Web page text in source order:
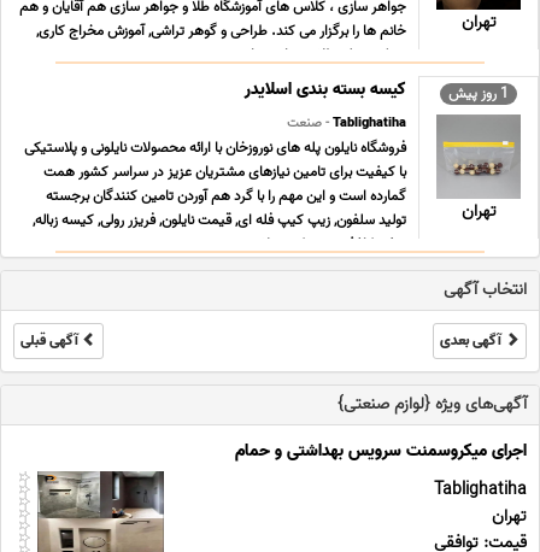
تهران
جواهر سازى ، کلاس هاى آموزشگاه طلا و جواهر سازى هم آقایان و هم
خانم ها را برگزار می کند. طراحى و گوهر تراشی, آموزش مخراج کاری,
مدرک دیپلم طلا و جواهر سازی ... ...
1 روز پیش
تهران
کیسه بسته بندی اسلایدر
Tablighatiha- صنعت
فروشگاه نایلون پله های نوروزخان با ارائه محصولات نایلونی و پلاستیکی
با کیفیت برای تامین نیازهای مشتریان عزیز در سراسر کشور همت
گمارده است و این مهم را با گرد هم آوردن تامین کنندگان برجسته
تولید سلفون, زیپ کیپ فله ای, قیمت نایلون, فریزر رولی, کیسه زباله,
سفره کاغذی, زیپ کیپ پلاستی ... ...
انتخاب آگهی
آگهی بعدی آگهی قبلی
آگهی‌های ویژه {لوازم صنعتی}
اجرای میکروسمنت سرویس بهداشتی و حمام
Tablighatiha
تهران
قیمت: توافقی